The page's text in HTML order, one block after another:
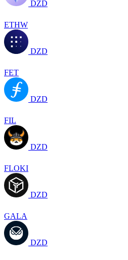
DZD
ETHW
DZD
FET
DZD
FIL
DZD
FLOKI
DZD
GALA
DZD